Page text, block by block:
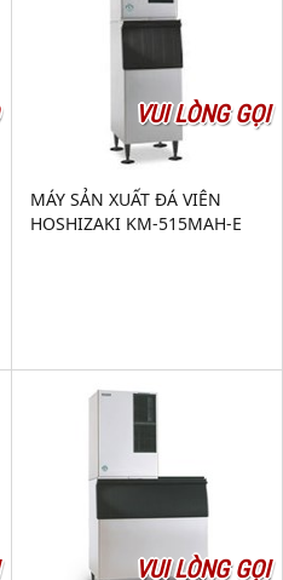
VUI LÒNG GỌI
MÁY SẢN XUẤT ĐÁ VIÊN
HOSHIZAKI KM-515MAH-E
VUI LÒNG GỌI